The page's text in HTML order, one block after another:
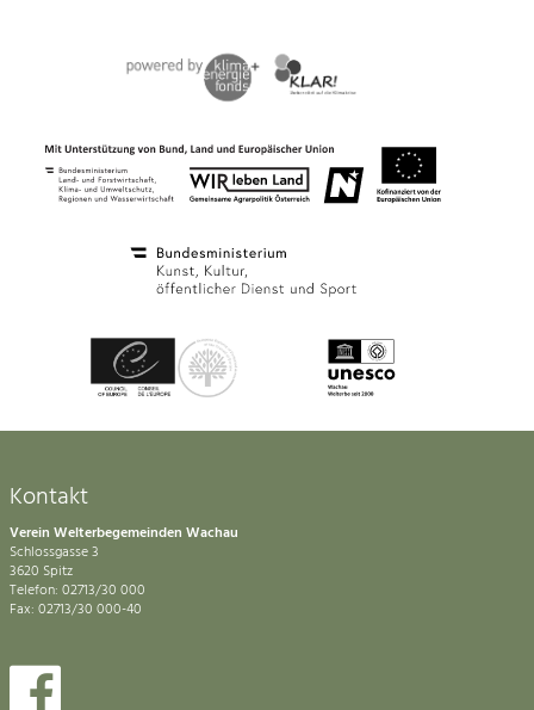
Kontakt
Verein Welterbegemeinden Wachau
Schlossgasse 3
3620 Spitz
Telefon: 02713/30 000
Fax: 02713/30 000-40